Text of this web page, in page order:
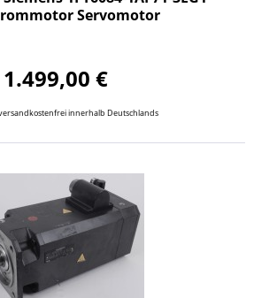
Servomotor
1.499,00 €
innerhalb Deutschlands